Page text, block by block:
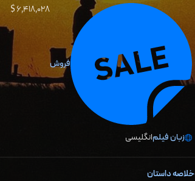
فروش
۶٬۴۱۸٬۰۲۸ $
زبان فیلمانگلیسی
خلاصه داستان